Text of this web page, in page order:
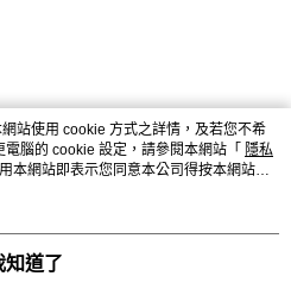
站使用 cookie 方式之詳情，及若您不希
腦的 cookie 設定，請參閱本網站「 隱私
本網站即表示您同意本公司得按本網站使
知道了